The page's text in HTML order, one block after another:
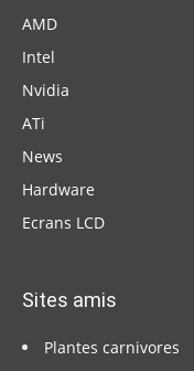
AMD
Intel
Nvidia
ATi
News
Hardware
Ecrans LCD
Sites amis
Plantes carnivores